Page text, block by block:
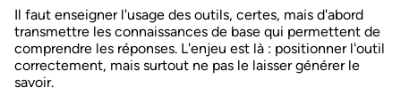
Il faut enseigner l'usage des outils, certes, mais d'abord
transmettre les connaissances de base qui permettent de
comprendre les réponses. L'enjeu est là : positionner l'outil
correctement, mais surtout ne pas le laisser générer le
savoir.